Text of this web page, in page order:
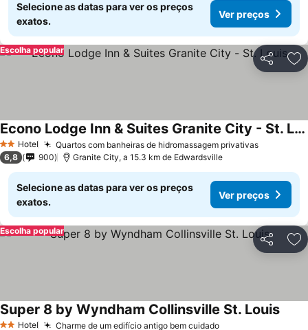
Selecione as datas para ver os preços
exatos.
Ver preços
Partilhar
Escolha popular
2 Estrelas
Hotel Quartos com banheiras de hidromassagem privativasVer
Econo Lodge Inn & Suites Granite City - St. Louis
Ver preços
6,8 900 Granite City, a 15.3 km de Edwardsville
Selecione as datas para ver os preços
exatos.
Ver preços
Partilhar
Escolha popular
Hotel Charme de um edifício antigo bem cuidadoVer preços
Super 8 by Wyndham Collinsville St. LouisVer